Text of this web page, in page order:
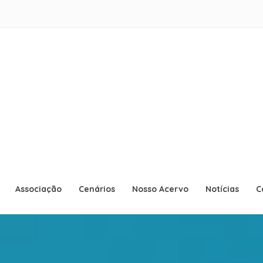
Associação Cenários Nosso Acervo Notícias